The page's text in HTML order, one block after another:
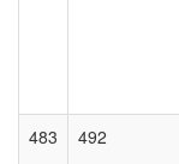
483 492